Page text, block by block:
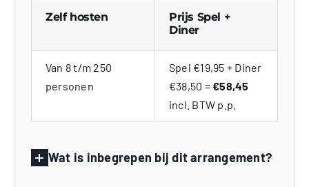
Zelf hosten
Prijs Spel +
Diner
Van 8 t/m 250
personen
Spel €19,95 + Diner
€38,50 =€58,45
incl. BTW p.p.
Wat is inbegrepen bij dit arrangement?